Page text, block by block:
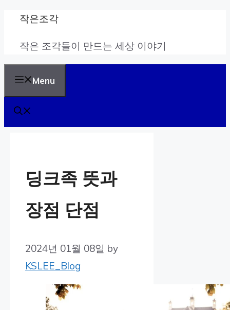
Skip
content
작은조각
작은 조각들이 만드는 세상 이야기
Menu
딩크족 뜻과
장점 단점
2024년 01월 08일 by
KSLEE_Blog